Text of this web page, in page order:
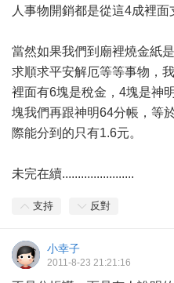
人事物開銷都是從這4成裡面
當然如果我們到廟裡燒金紙
求順求平安解厄等等事物，
裡面有6塊是稅金，4塊是神
塊我們再跟神明64分帳，等
際能分到的只有1.6元。
未完在續.......................
支持 反對
小幸子
2011-8-23 21:21:16